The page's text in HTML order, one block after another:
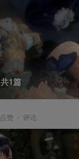
共1篇
点赞 评论